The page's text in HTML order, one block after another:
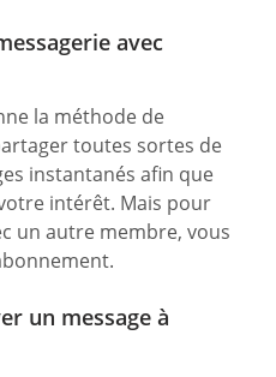
avec
la méthode de
toutes sortes de
instantanés afin que
intérêt. Mais pour
un autre membre, vous
un message à